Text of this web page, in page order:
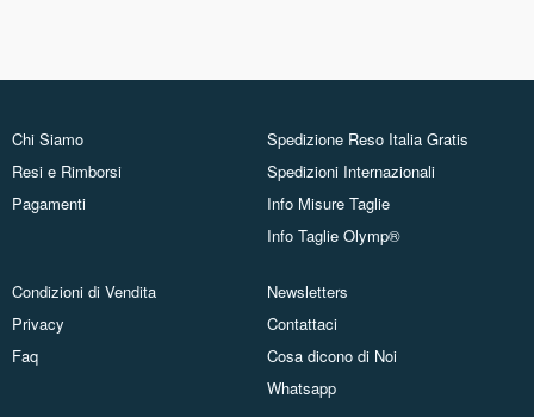
Chi Siamo
Resi e Rimborsi
Pagamenti
Spedizione Reso Italia Gratis
Spedizioni Internazionali
Info Misure Taglie
Info Taglie Olymp®
Condizioni di Vendita
Privacy
Faq
Newsletters
Contattaci
Cosa dicono di Noi
Whatsapp